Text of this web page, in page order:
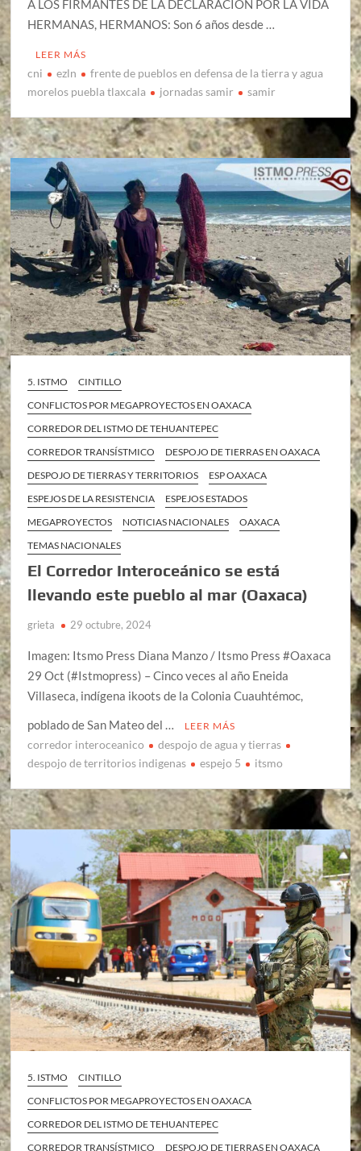
A LOS FIRMANTES DE LA DECLARACIÓN POR LA VIDA
HERMANAS, HERMANOS: Son 6 años desde …
LEER MÁS
cni ezln
frente de pueblos en defensa de la tierra y agua
morelos puebla tlaxcala
jornadas samir samir
5. ISTMO
CINTILLO
CONFLICTOS POR MEGAPROYECTOS EN OAXACA
CORREDOR DEL ISTMO DE TEHUANTEPEC
CORREDOR TRANSÍSTMICO
DESPOJO DE TIERRAS EN OAXACA
DESPOJO DE TIERRAS Y TERRITORIOS
ESP OAXACA
ESPEJOS DE LA RESISTENCIA
ESPEJOS ESTADOS
MEGAPROYECTOS
NOTICIAS NACIONALES
OAXACA
TEMAS NACIONALES
El Corredor Interoceánico se está
llevando este pueblo al mar (Oaxaca)
grieta 29 octubre, 2024
Imagen: Itsmo Press Diana Manzo / Itsmo Press #Oaxaca
29 Oct (#Istmopress) – Cinco veces al año Eneida
Villaseca, indígena ikoots de la Colonia Cuauhtémoc,
poblado de San Mateo del …
LEER MÁS
corredor interoceanico
despojo de agua y tierras
despojo de territorios indigenas
espejo 5 itsmo
5. ISTMO
CINTILLO
CONFLICTOS POR MEGAPROYECTOS EN OAXACA
CORREDOR DEL ISTMO DE TEHUANTEPEC
CORREDOR TRANSÍSTMICO
DESPOJO DE TIERRAS EN OAXACA